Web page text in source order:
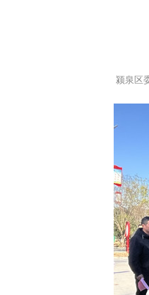
颍泉区